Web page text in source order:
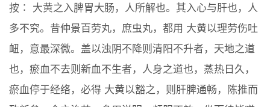
按∶ 大黄之入脾胃大肠，人所解也。其入心与肝也，人
多不究。昔仲景百劳丸，庶虫丸，都用 大黄以理劳伤吐
衄，意最深微。盖以浊阴不降则清阳不升者，天地之道
也，瘀血不去则新血不生者，人身之道也，蒸热日久，
瘀血停于经络，必得 大黄以豁之，则肝脾通畅，陈推而